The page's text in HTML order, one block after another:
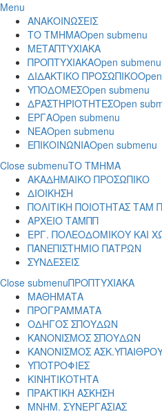
Menu
ΑΝΑΚΟΙΝΩΣΕΙΣ
ΤΟ ΤΜΗΜΑOpen submenu
ΜΕΤΑΠΤΥΧΙΑΚΑ
ΠΡΟΠΤΥΧΙΑΚΑOpen submenu
ΔΙΔΑΚΤΙΚΟ ΠΡΟΣΩΠΙΚΟ
ΥΠΟΔΟΜΕΣOpen submenu
ΔΡΑΣΤΗΡΙΟΤΗΤΕΣOpen
ΕΡΓΑOpen submenu
ΝΕΑOpen submenu
ΕΠΙΚΟΙΝΩΝΙΑOpen submenu
Close submenuΤΟ ΤΜΗΜΑ
ΑΚΑΔΗΜΑΙΚΟ ΠΡΟΣΩΠΙΚΟ
ΔΙΟΙΚΗΣΗ
ΠΟΛΙΤΙΚΗ ΠΟΙΟΤΗΤΑΣ ΤΑΜ
ΑΡΧΕΙΟ ΤΑΜΠΠ
ΕΡΓ. ΠΟΛΕΟΔΟΜΙΚΟΥ ΚΑΙ
ΠΑΝΕΠΙΣΤΗΜΙΟ ΠΑΤΡΩΝ
ΣΥΝΔΕΣΕΙΣ
Close submenuΠΡΟΠΤΥΧΙΑΚΑ
ΜΑΘΗΜΑΤΑ
ΠΡΟΓΡΑΜΜΑΤΑ
ΟΔΗΓΟΣ ΣΠΟΥΔΩΝ
ΚΑΝΟΝΙΣΜΟΣ ΣΠΟΥΔΩΝ
ΚΑΝΟΝΙΣΜΟΣ
ΥΠΟΤΡΟΦΙΕΣ
ΚΙΝΗΤΙΚΟΤΗΤΑ
ΠΡΑΚΤΙΚΗ ΑΣΚΗΣΗ
ΜΝΗΜ. ΣΥΝΕΡΓΑΣΙΑΣ